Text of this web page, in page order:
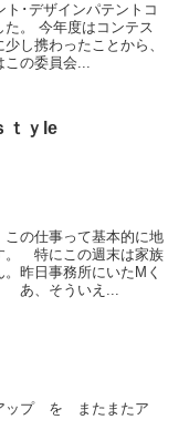
･デザインパテントコ
。 今年度はコンテス
し携わったことから、
この委員会...
ｔｙle
の仕事って基本的に地
。 特にこの週末は家族
昨日事務所にいたMく
あ、そういえ...
ップ を またまたア